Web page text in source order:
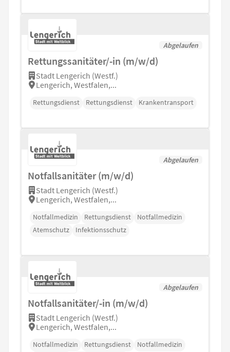
Abgelaufen
Rettungssanitäter/-in (m/w/d)
Stadt Lengerich (Westf.)
Lengerich, Westfalen,...
Rettungsdienst Rettungsdienst Krankentransport
Abgelaufen
Notfallsanitäter (m/w/d)
Stadt Lengerich (Westf.)
Lengerich, Westfalen,...
Notfallmedizin Rettungsdienst
Notfallmedizin
Atemschutz
Infektionsschutz
Abgelaufen
Notfallsanitäter/-in (m/w/d)
Stadt Lengerich (Westf.)
Lengerich, Westfalen,...
Notfallmedizin Rettungsdienst
Notfallmedizin